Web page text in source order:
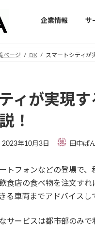
企業情報 サ
ページ DX スマートシティが
ィが実現
！
Last
updated
2023年10月3日 田中ぱ
トフォンなどの登場で
食店の食べ物を注文す
る車両までアドバイスし
サービスは都市部のみ